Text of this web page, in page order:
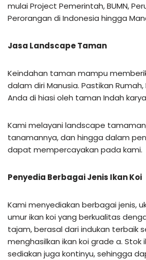
mulai Project Pemerintah, BUMN,
Perorangan di Indonesia hingga
Jasa Landscape Taman
Keindahan taman mampu
dalam diri Manusia. Pastikan
Anda di hiasi oleh taman Indah
Kami melayani landscape
tanamannya, dan hingga dalam
dapat mempercayakan pada kami.
Penyedia Berbagai Jenis Ikan Koi
Kami menyediakan berbagai jenis,
umur ikan koi yang berkualitas
tajam, berasal dari indukan terbaik
menghasilkan ikan koi grade a. Stok
sediakan juga kontinyu, sehingga